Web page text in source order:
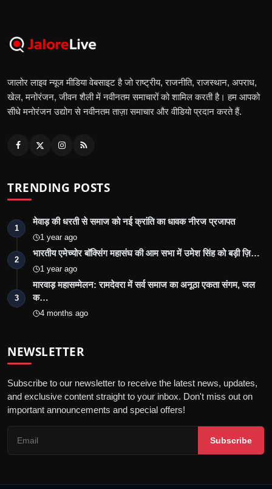
जालोर लाइव न्यूज मीडिया वेबसाइट है जो राष्ट्रीय, राजनीति, राजस्थान, अपराध,
खेल, मनोरंजन, जीवन शैली में नवीनतम समाचारों को शामिल करती है। हम आपको
सीधे मनोरंजन उद्योग से नवीनतम ताज़ा समाचार और वीडियो प्रदान करते हैं.
TRENDING POSTS
1
मेवाड़ की धरती से समाज को नई क्रांति का धावक नीरज प्रजापत
1 year ago
2
भारतीय एमेच्योर बॉक्सिंग महासंघ की आम सभा में उमेश सिंह को बड़ी ज़ि…
1 year ago
3
मारवाड़ महासम्मेलन: रामदेवरा में सर्व समाज का अनूठा एकता संगम, जल
क…
4 months ago
NEWSLETTER
Subscribe to our newsletter to receive the latest news, updates,
and exclusive content straight to your inbox. Don't miss out on
important announcements and special offers!
Subscribe